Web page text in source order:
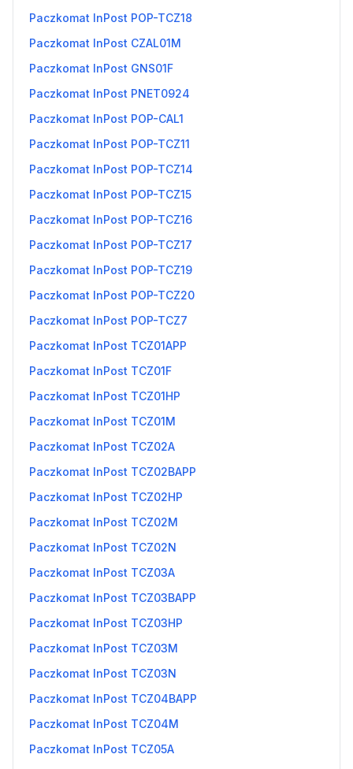
Paczkomat InPost POP-TCZ18
Paczkomat InPost CZAL01M
Paczkomat InPost GNS01F
Paczkomat InPost PNET0924
Paczkomat InPost POP-CAL1
Paczkomat InPost POP-TCZ11
Paczkomat InPost POP-TCZ14
Paczkomat InPost POP-TCZ15
Paczkomat InPost POP-TCZ16
Paczkomat InPost POP-TCZ17
Paczkomat InPost POP-TCZ19
Paczkomat InPost POP-TCZ20
Paczkomat InPost POP-TCZ7
Paczkomat InPost TCZ01APP
Paczkomat InPost TCZ01F
Paczkomat InPost TCZ01HP
Paczkomat InPost TCZ01M
Paczkomat InPost TCZ02A
Paczkomat InPost TCZ02BAPP
Paczkomat InPost TCZ02HP
Paczkomat InPost TCZ02M
Paczkomat InPost TCZ02N
Paczkomat InPost TCZ03A
Paczkomat InPost TCZ03BAPP
Paczkomat InPost TCZ03HP
Paczkomat InPost TCZ03M
Paczkomat InPost TCZ03N
Paczkomat InPost TCZ04BAPP
Paczkomat InPost TCZ04M
Paczkomat InPost TCZ05A